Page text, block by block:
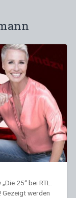
25“ bei RTL.
Gezeigt werden